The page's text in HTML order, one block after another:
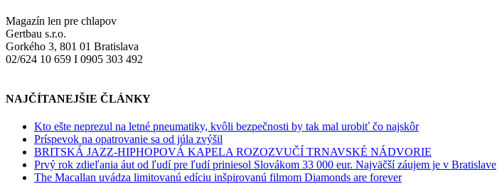
Magazín len pre chlapov
Gertbau s.r.o.
Gorkého 3, 801 01 Bratislava
02/624 10 659 I 0905 303 492
NAJČÍTANEJŠIE ČLÁNKY
Kto ešte neprezul na letné pneumatiky, kvôli bezpečnosti by tak mal urobiť čo najskôr
Príspevok na opatrovanie sa od júla zvýšil
BRITSKÁ JAZZ-HIPHOPOVÁ KAPELA ROZOZVUČÍ TRNAVSKÉ NÁDVORIE
Prvý rok zdieľania áut od ľudí pre ľudí priniesol Slovákom 33 000 eur. Najväčší záujem je v Bratislave
The Macallan uvádza limitovanú edíciu inšpirovanú filmom Diamonds are forever